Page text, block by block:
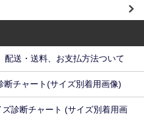
配送・送料、お支払方法ついて
断チャート(サイズ別着用画像)
診断チャート (サイズ別着用画